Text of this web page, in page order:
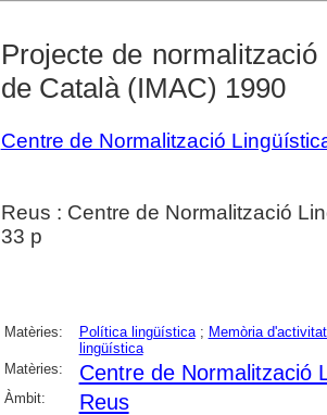
Projecte de
de Català (IMAC) 1990
Centre de Normalització
Reus : Centre de Normalització
33 p
Matèries: Política lingüística; Memòria
lingüística
Matèries:
Centre de Normalització
Àmbit: Reus